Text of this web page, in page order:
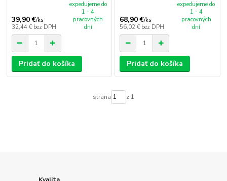
39,90 €/ks
32,44 € bez DPH
expedujeme do
1 - 4
pracovných
dní
Pridať do košíka
68,90 €/ks
56,02 € bez DPH
expedujeme do
1 - 4
pracovných
dní
Pridať do košíka
strana z 1
Kvalita